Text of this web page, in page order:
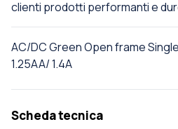
clienti prodotti performanti e
AC/DC Green Open frame
1.25AA/ 1.4A
Scheda tecnica